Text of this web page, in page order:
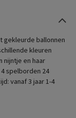
gekleurde ballonnen
kleuren
nijntje en haar
spelborden 24
vanaf 3 jaar 1-4